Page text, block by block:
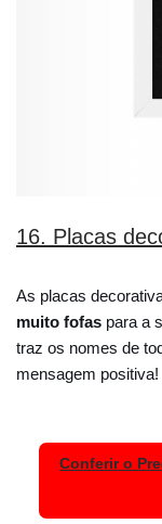
16. Placas
As placas
muito fofas para a
traz os nomes de
mensagem positiva!
Conferir o